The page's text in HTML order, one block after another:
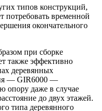
типов конструкций,
потребовать временной
окончательного
при сборке
также эффективно
деревянных
— GIR6000 —
опору даже в случае
до двух этажей.
типа деревянного